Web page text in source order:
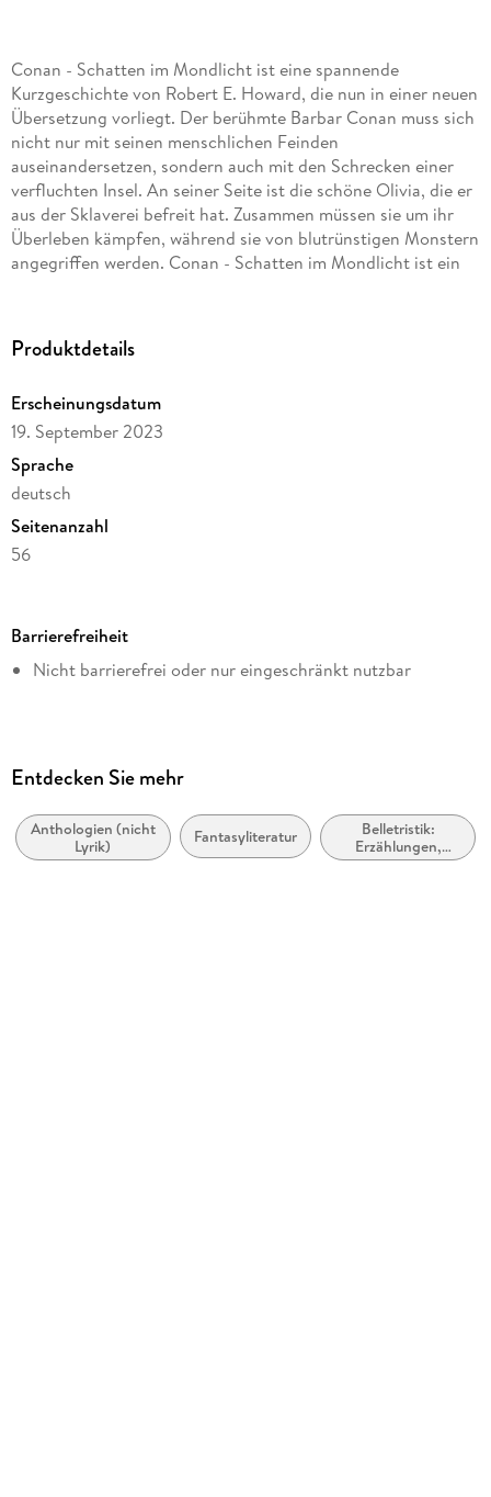
Conan - Schatten im Mondlicht ist eine spannende
Kurzgeschichte von Robert E. Howard, die nun in einer neuen
Übersetzung vorliegt. Der berühmte Barbar Conan muss sich
nicht nur mit seinen menschlichen Feinden
auseinandersetzen, sondern auch mit den Schrecken einer
verfluchten Insel. An seiner Seite ist die schöne Olivia, die er
aus der Sklaverei befreit hat. Zusammen müssen sie um ihr
Überleben kämpfen, während sie von blutrünstigen Monstern
angegriffen werden. Conan - Schatten im Mondlicht ist ein
Produktdetails
Erscheinungsdatum
19. September 2023
Sprache
deutsch
Seitenanzahl
56
Altersempfehlung
von 18 bis 99 Jahren
Herausgegeben von
Verlag/Hersteller
neobooks
Barrierefreiheit
Nicht barrierefrei oder nur eingeschränkt nutzbar
Entdecken Sie mehr
Anthologien (nicht
Lyrik)
Fantasyliteratur
Belletristik:
Erzählungen,
Kurzgeschichten,